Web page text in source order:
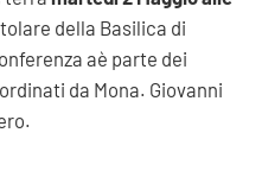
della Basilica di
aè parte dei
da Mona. Giovanni